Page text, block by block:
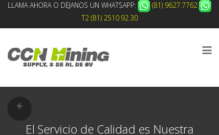
LLAMA AHORA O DEJANOS UN WHATSAPP: (81) 9627.7762,
T2 (81) 2510.92.30
El Servicio de Calidad es Nuestra